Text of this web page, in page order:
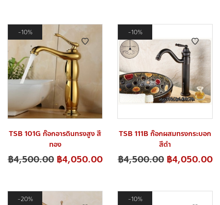
10%
TSB 101G ก๊อกอารดินทรงสูง สี
ทอง
฿4,500.00 ฿4,050.00
10%
TSB 111B ก๊อกผสมทรงกระบอก
สีดำ
฿4,500.00 ฿4,050.00
20% 10%